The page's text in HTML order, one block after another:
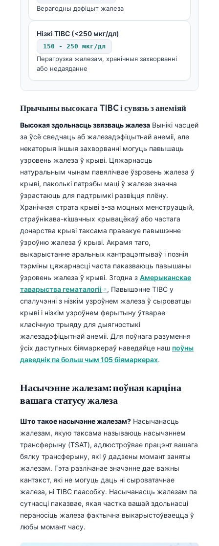
Верагодны дэфіцыт жалеза
Нізкі TIBC (<250 мкг/дл)
150 - 250 мкг/дл
Перагрузка жалезам, хранічныя захворванні
або недаяданне
Прычыны высокага TIBC і сувязь з анеміяй
Высокая здольнасць звязваць жалеза Вынікі часцей
за ўсё сведчаць аб жалезадэфіцытнай анеміі, але
некаторыя іншыя захворванні могуць павышаць
узровень жалеза ў крыві. Цяжарнасць
натуральным чынам павялічвае ўзровень жалеза ў
крыві, паколькі патрэбы маці ў жалезе значна
ўзрастаюць для падтрымкі развіцця плёну.
Хранічная страта крыві з-за моцных менструацый,
страўнікава-кішачных крывацёкаў або частага
донарства крыві таксама правакуе павышэнне
ўзроўню жалеза ў крыві. Акрамя таго,
выкарыстанне аральных кантрацэптываў і познія
тэрміны цяжарнасці часта паказваюць павышаны
ўзровень жалеза ў крыві. Згодна з Амерыканскае
таварыства гематалогіі
, Павышэнне TIBC у
спалучэнні з нізкім узроўнем жалеза ў сыроватцы
крыві і нізкім узроўнем ферытыну ўтварае
класічную трыяду для дыягностыкі
жалезадэфіцытнай анеміі. Для поўнага разумення
ўсіх даступных біямаркераў наведайце наш поўны
даведнік па больш чым 105 біямаркерах.
Насычэнне жалезам: поўная карціна
вашага статусу жалеза
Што такое насычэнне жалезам? Насычанасць
жалезам, якую таксама называюць насычэннем
трансферыну (TSAT), адлюстроўвае працэнт вашага
бялку трансферыну, які ў дадзены момант заняты
жалезам. Гэта разлічанае значэнне дае важны
кантэкст, які не могуць даць ні сыроватачнае
жалеза, ні TIBC паасобку. Насычанасць жалезам па
сутнасці паказвае, якая частка вашай здольнасці
пераносіць жалеза фактычна выкарыстоўваецца ў
любы момант часу.